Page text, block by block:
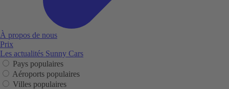
À propos de nous
Prix
Les actualités Sunny Cars
Pays populaires
Aéroports populaires
Villes populaires